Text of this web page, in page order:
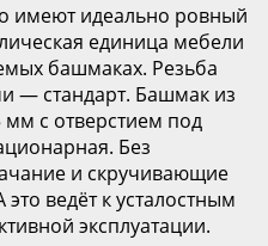
имеют идеально ровный
единица мебели
башмаках. Резьба
— стандарт. Башмак из
с отверстием под
Без
и скручивающие
ведёт к усталостным
эксплуатации.